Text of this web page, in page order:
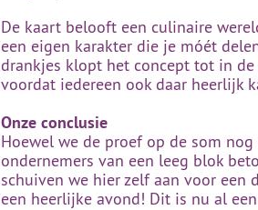
De kaart belooft een culinaire
een eigen karakter die je móét
drankjes klopt het concept tot in
voordat iedereen ook daar heerlijk
Onze conclusie
Hoewel we de proef op de som
ondernemers van een leeg blok
schuiven we hier zelf aan voor
een heerlijke avond! Dit is nu al